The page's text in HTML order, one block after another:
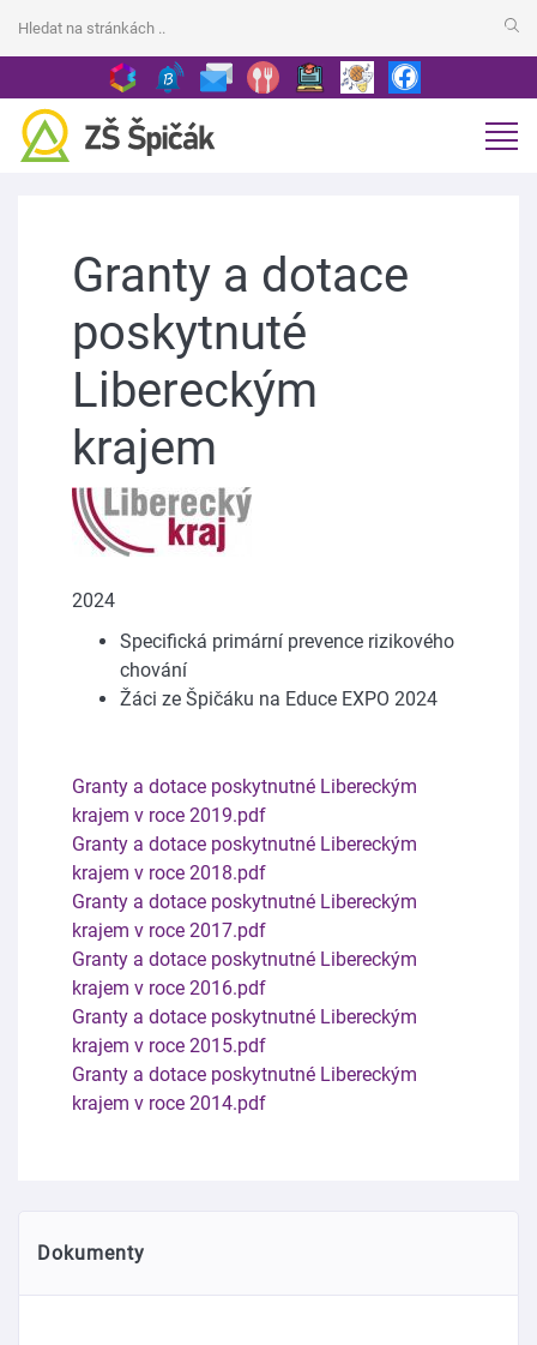
Granty a dotace
poskytnuté
Libereckým
krajem
2024
Specifická primární prevence rizikového
chování
Žáci ze Špičáku na Educe EXPO 2024
Granty a dotace poskytnutné Libereckým
krajem v roce 2019.pdf
Granty a dotace poskytnutné Libereckým
krajem v roce 2018.pdf
Granty a dotace poskytnutné Libereckým
krajem v roce 2017.pdf
Granty a dotace poskytnutné Libereckým
krajem v roce 2016.pdf
Granty a dotace poskytnutné Libereckým
krajem v roce 2015.pdf
Granty a dotace poskytnutné Libereckým
krajem v roce 2014.pdf
Dokumenty